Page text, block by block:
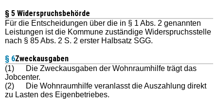
§ 5 Widerspruchsbehörde
Für die Entscheidungen über die in § 1 Abs. 2 genannten
Leistungen ist die Kommune zuständige Widerspruchsstelle
nach § 85 Abs. 2 S. 2 erster Halbsatz SGG.
§ 6Zweckausgaben
(1)
Die Zweckausgaben der Wohnraumhilfe trägt das
Jobcenter.
(2)
Die Wohnraumhilfe veranlasst die Auszahlung direkt
zu Lasten des Eigenbetriebes.